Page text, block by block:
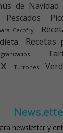
de Navidad
Pescados
Cecofry
Recetas
Turrones
newsletter y